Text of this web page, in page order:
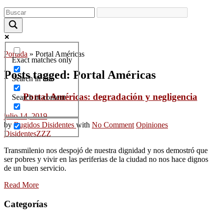
Exact matches only
Search in title
Search in content
Portada » Portal Américas
Posts tagged: Portal Américas
Portal Américas: degradación y negligencia
julio 14, 2019
by Rugidos Disidentes with No Comment Opiniones
DisidentesZZZ
Transmilenio nos despojó de nuestra dignidad y nos demostró que
ser pobres y vivir en las periferias de la ciudad no nos hace dignos
de un buen servicio.
Read More
Categorías